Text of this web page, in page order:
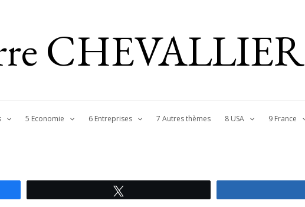
CHEVALLIER
5 Economie 6 Entreprises 7 Autres thèmes 8 USA 9 France